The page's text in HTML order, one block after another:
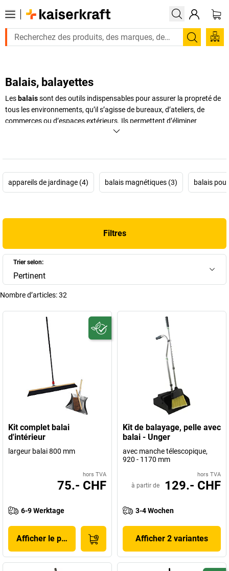
Balais, balayettes
Les balaissont des outils indispensables pour assurer la propreté de
tous les environnements, qu’il s’agisse de bureaux, d’ateliers, de
commerces ou d’espaces extérieurs. Ils permettent d’éliminer
efficacement la poussière, les miettes, les éclats de verre ou encore les
magnétique
capable d’attirer clous, vis et copeaux métalliques.
intempéries. Pratiques, ergonomiques et efficaces, ils s’adaptent à
trouverez une gamme complète, du simple balai de sol aurâteaupour
+Afficher plus
appareils de jardinage (4) balais magnétiques (3) balais
Filtres
Trier selon:
Pertinent
Nombre d’articles:32
Kit complet balai
d'intérieur
largeur balai 800 mm
hors TVA
75.- CHF
6-9 Werktage
Afficher le produit
Kit de balayage, pelle avec
balai - Unger
avec manche télescopique,
920 - 1170 mm
hors TVA
à partir de 129.- CHF
3-4 Wochen
Afficher 2 variantes